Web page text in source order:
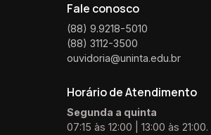
Fale conosco
(88) 9.9218-5010
(88) 3112-3500
ouvidoria@uninta.edu.br
Horário de Atendimento
Segunda a quinta
07:15 às 12:00 | 13:00 às 21:00.